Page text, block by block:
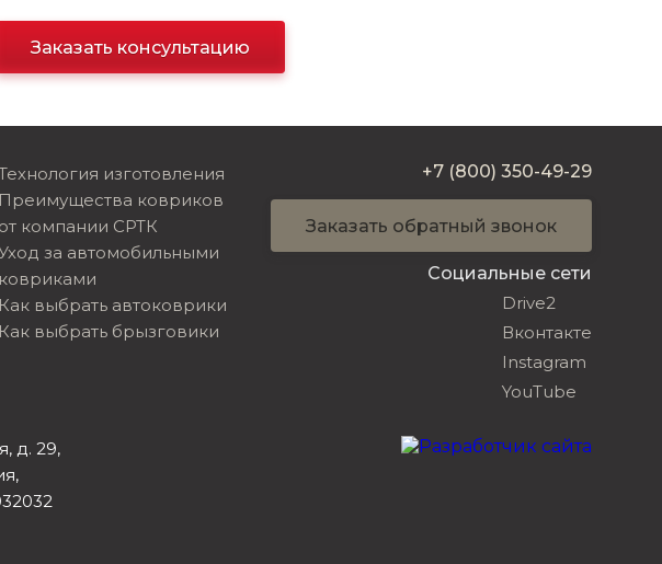
Заказать консультацию
изготовления
Преимущества ковриков
от компании СРТК
за автомобильными
ковриками
Как выбрать автоковрики
Как выбрать брызговики
+7 (800) 350-49-29
Заказать обратный звонок
Социальные сети
Drive2
Вконтакте
Instagram
YouTube
д. 29,